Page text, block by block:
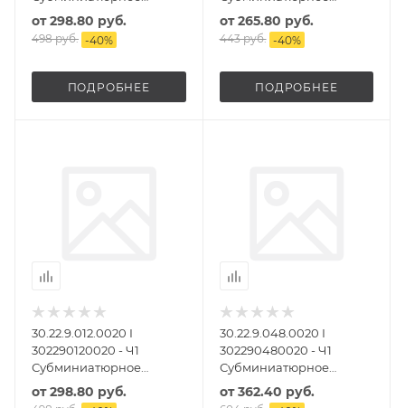
электромеханическое
двухрядное реле
от298.80 руб.
498 руб. -40%
ПОДРОБНЕЕ
электромеханическое
двухрядное реле
от265.80 руб.
443 руб. -40%
ПОДРОБНЕЕ
30.22.9.012.0020 I
302290120020 - Ч1
Субминиатюрное
электромеханическое
двухрядное реле
от298.80 руб.
30.22.9.048.0020 I
302290480020 - Ч1
Субминиатюрное
электромеханическое
двухрядное реле
от362.40 руб.